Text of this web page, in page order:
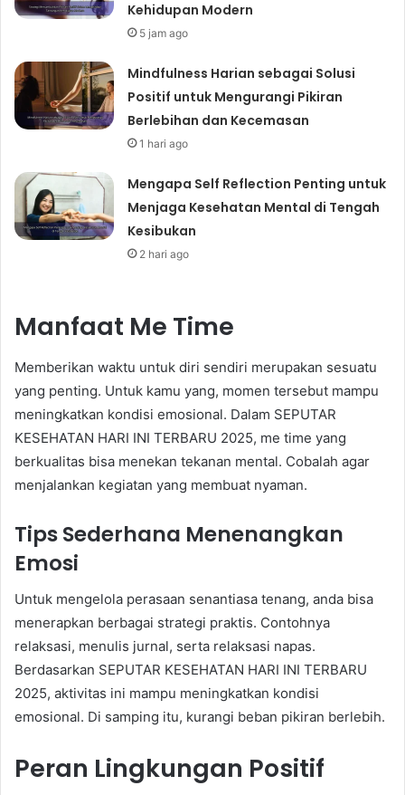
Kehidupan Modern
5 jam ago
Mindfulness Harian sebagai Solusi
Positif untuk Mengurangi Pikiran
Berlebihan dan Kecemasan
1 hari ago
Mengapa Self Reflection Penting untuk
Menjaga Kesehatan Mental di Tengah
Kesibukan
2 hari ago
Manfaat Me Time
Memberikan waktu untuk diri sendiri merupakan sesuatu
yang penting. Untuk kamu yang, momen tersebut mampu
meningkatkan kondisi emosional. Dalam SEPUTAR
KESEHATAN HARI INI TERBARU 2025, me time yang
berkualitas bisa menekan tekanan mental. Cobalah agar
menjalankan kegiatan yang membuat nyaman.
Tips Sederhana Menenangkan
Emosi
Untuk mengelola perasaan senantiasa tenang, anda bisa
menerapkan berbagai strategi praktis. Contohnya
relaksasi, menulis jurnal, serta relaksasi napas.
Berdasarkan SEPUTAR KESEHATAN HARI INI TERBARU
2025, aktivitas ini mampu meningkatkan kondisi
emosional. Di samping itu, kurangi beban pikiran berlebih.
Peran Lingkungan Positif